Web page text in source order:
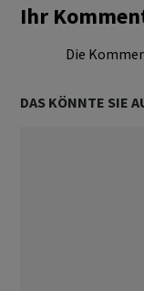
Ihr
Die
DAS KÖNNTE SIE